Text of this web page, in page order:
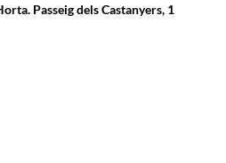
Passeig dels Castanyers, 1